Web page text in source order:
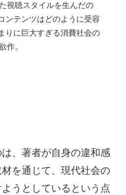
視聴スタイルを生んだの
ンテンツはどのように受容
りに巨大すぎる消費社会の
作。
、著者が自身の違和感
を通じて、現代社会の
うとしているという点